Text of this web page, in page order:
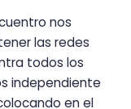
nos
las redes
todos los
independiente
en el